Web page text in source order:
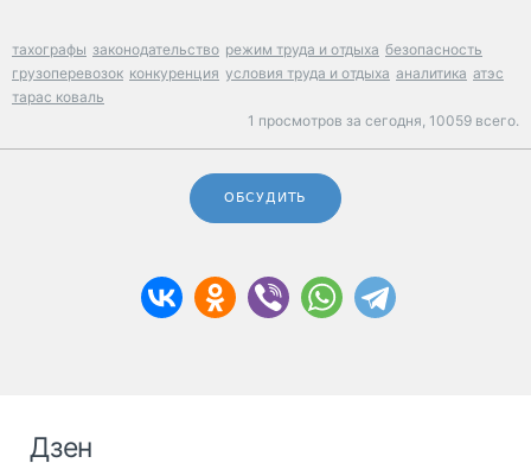
тахографы законодательство режим труда и отдыха безопасность
грузоперевозок конкуренция условия труда и отдыха аналитика атэс
тарас коваль
1 просмотров за сегодня, 10059 всего.
ОБСУДИТЬ
Дзен